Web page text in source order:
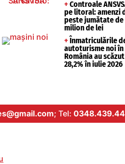
+ Controale
pe litoral: amenzi
peste jumătate de
milion de lei
+ Înmatriculările
autoturisme noi în
România au
28,2% în iulie 2026
; Tel: